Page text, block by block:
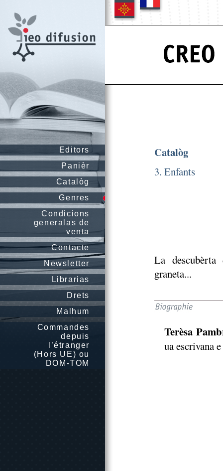
Editors
Panièr
Catalòg
Genres
Condicions
generalas de
venta
Contacte
Newsletter
Librarias
Drets
Malhum
Commandes
depuis
l’étranger
(Hors UE) ou
DOM-TOM
Catalòg
3. Enfants
La
graneta...
Terèsa
ua escrivana